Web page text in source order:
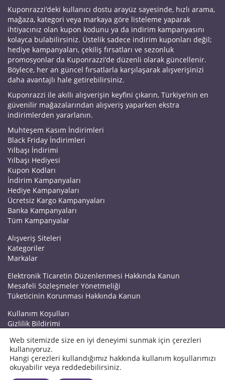
Kuponrazzi’deki kullanıcı dostu arayüz sayesinde, hızlı arama,
mağaza, kategori veya markaya göre listeleme yaparak
ihtiyacınız olan kupon kodunu ya da indirim kampanyasını
kolayca bulabilirsiniz. Üstelik sadece indirim kuponları değil;
hediye kampanyaları, çekiliş fırsatları ve sezonluk
promosyonlar da Kuponrazzi’de düzenli olarak güncellenir.
Böylece, her an güncel fırsatlarla karşılaşarak alışverişinizi
daha avantajlı hale getirebilirsiniz.
Kuponrazzi ile akıllı alışverişin keyfini çıkarın, Türkiye’nin en
güvenilir mağazalarından alışveriş yaparken ekstra
indirimlerden yararlanın.
Muhteşem Kasım İndirimleri
Black Friday İndirimleri
Yılbaşı İndirimi
Yılbaşı Hediyesi
Kupon Kodları
İndirim Kampanyaları
Hediye Kampanyaları
Ücretsiz Kargo Kampanyaları
Banka Kampanyaları
Tüm Kampanyalar
Alışveriş Siteleri
Kategoriler
Markalar
Elektronik Ticaretin Düzenlenmesi Hakkında Kanun
Mesafeli Sözleşmeler Yönetmeliği
Tüketicinin Korunması Hakkında Kanun
Kullanım Koşulları
Gizlilik Bildirimi
Kuponrazzi Blog
Mağaza Ekle
İletişim
Web sitemizde size en iyi deneyimi sunmak için çerezleri
kullanıyoruz.
Hangi çerezleri kullandığımız hakkında kullanım koşullarımızı
okuyabilir veya reddedebilirsiniz.